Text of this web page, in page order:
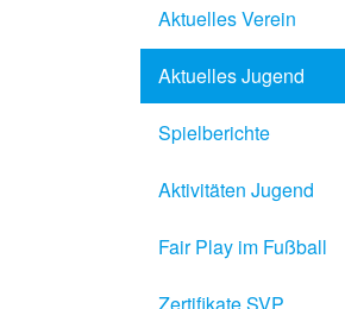
Aktuelles Verein
Aktuelles Jugend
Spielberichte
Aktivitäten Jugend
Fair Play im Fußball